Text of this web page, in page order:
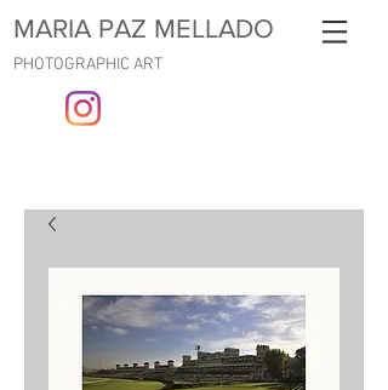
MARIA PAZ MELLADO
PHOTOGRAPHIC ART